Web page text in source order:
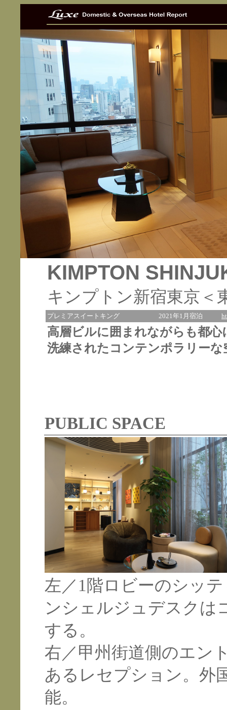
KIMPTON
キンプトン新宿東京＜
プレミアスイートキング 2021年1月宿泊
高層ビルに囲まれながらも都
洗練されたコンテンポラリー
PUBLIC SPACE
左／1階ロビーのシッ
ンシェルジュデスクは
する。
右／甲州街道側のエン
あるレセプション。外
能。